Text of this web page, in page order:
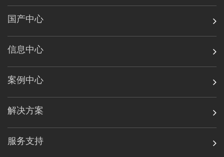
国产中心
信息中心
案例中心
解决方案
服务支持